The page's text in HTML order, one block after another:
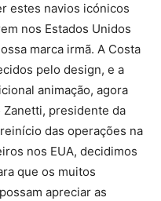
estes navios icónicos
nos Estados Unidos
marca irmã. A Costa
pelo design, e a
animação, agora
Zanetti, presidente da
das operações na
nos EUA, decidimos
que os muitos
apreciar as